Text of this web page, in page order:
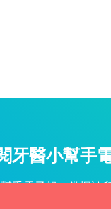
牙醫小幫手
手電子報，掌握診